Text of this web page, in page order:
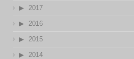
2017
2016
2015
2014